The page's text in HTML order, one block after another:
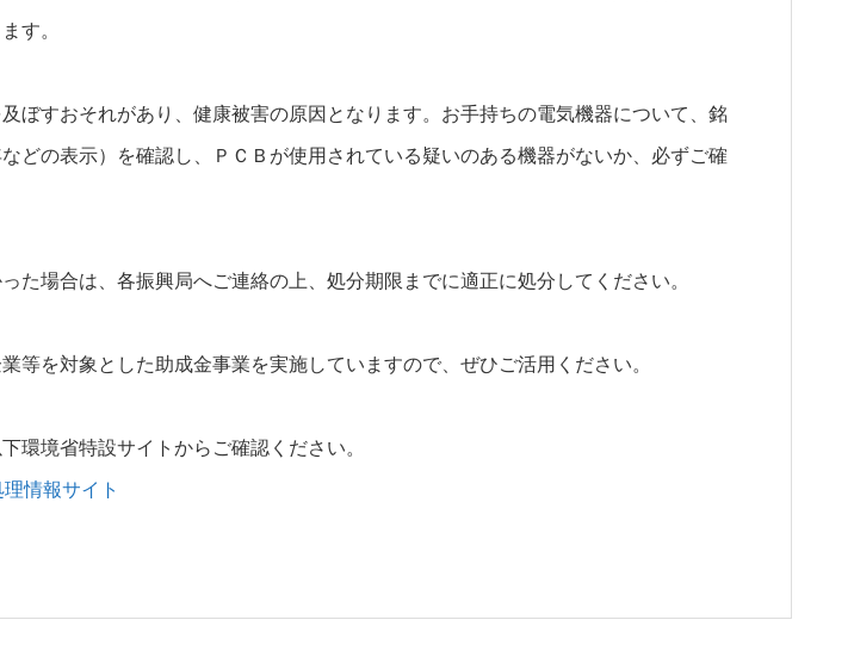
す。
ぼすおそれがあり、健康被害の原因となります。お手持ちの電気機器について、銘
どの表示）を確認し、ＰＣＢが使用されている疑いのある機器がないか、必ずご確
た場合は、各振興局へご連絡の上、処分期限までに適正に処分してください。
等を対象とした助成金事業を実施していますので、ぜひご活用ください。
環境省特設サイトからご確認ください。
情報サイト